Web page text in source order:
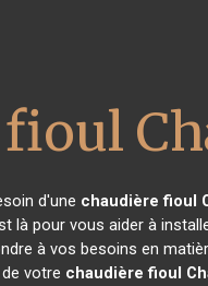
d'une chaudière fioul
là pour vous aider à
à vos besoins en
votre chaudière fioul